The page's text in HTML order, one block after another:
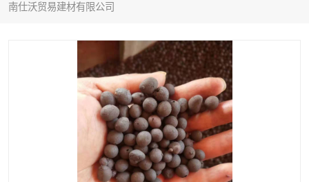
南仕沃贸易建材有限公司
陶粒
生物陶粒
粘土陶粒
陶粒回填